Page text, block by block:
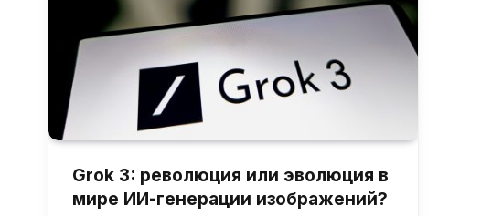
Grok 3: революция или эволюция в
мире ИИ-генерации изображений?